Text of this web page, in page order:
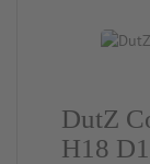
DutZ
H18